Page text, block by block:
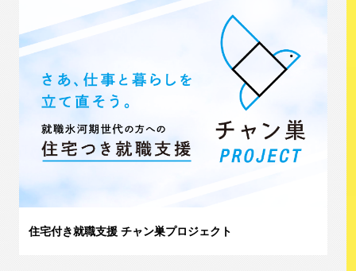
住宅付き就職支援 チャン巣プロジェクト